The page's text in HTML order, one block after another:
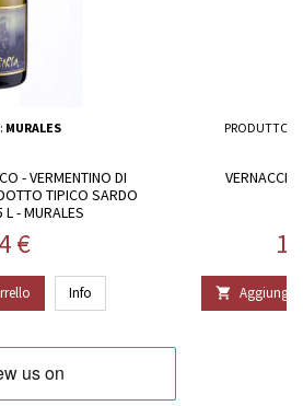
MURALES
- VERMENTINO DI
TIPICO SARDO
- MURALES
€
Info
VERNACCIA
 Aggiungi